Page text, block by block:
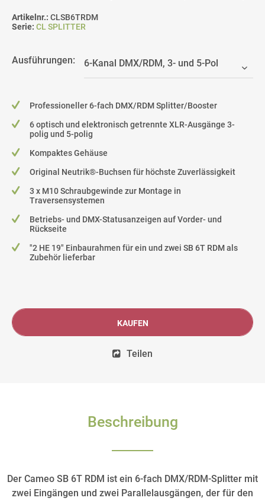
Artikelnr.: CLSB6TRDM
Serie: CL SPLITTER
Ausführungen:
Professioneller 6-fach DMX/RDM Splitter/Booster
6 optisch und elektronisch getrennte XLR-Ausgänge 3-
polig und 5-polig
Kompaktes Gehäuse
Original Neutrik®-Buchsen für höchste Zuverlässigkeit
3 x M10 Schraubgewinde zur Montage in
Traversensystemen
Betriebs- und DMX-Statusanzeigen auf Vorder- und
Rückseite
"2 HE 19" Einbaurahmen für ein und zwei SB 6T RDM als
Zubehör lieferbar
KAUFEN
Teilen
Beschreibung
Der Cameo SB 6T RDM ist ein 6-fach DMX/RDM-Splitter mit
zwei Eingängen und zwei Parallelausgängen, der für den